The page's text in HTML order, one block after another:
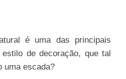
é uma das principais
de decoração, que tal
uma escada?